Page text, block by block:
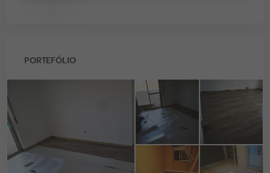
PORTEFÓLIO